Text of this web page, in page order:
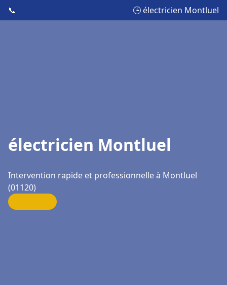
📞 🕒 électricien Montluel
électricien Montluel
Intervention rapide et professionnelle à Montluel
(01120)